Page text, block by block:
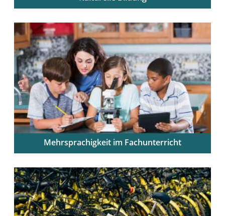
integrieren
Mehrsprachigkeit im Fachunterricht
gestalten